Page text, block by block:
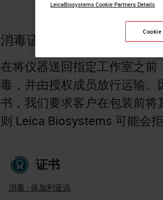
消毒证书
在将仪器送回指定工作室之
毒，并由授权成员放行运输
书，我们要求客户在包装前
则 Leica Biosystems 可能会
证书
消毒 - 保加利亚语
LeicaBiosystems Cookie Partners Details
Cookie